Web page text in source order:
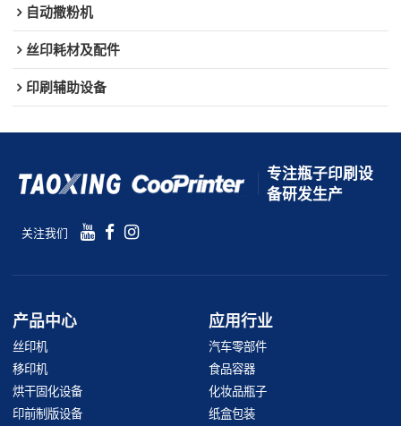
自动撒粉机
丝印耗材及配件
印刷辅助设备
专注瓶子印刷设
备研发生产
关注我们
产品中心
丝印机
移印机
烘干固化设备
印前制版设备
应用行业
汽车零部件
食品容器
化妆品瓶子
纸盒包装